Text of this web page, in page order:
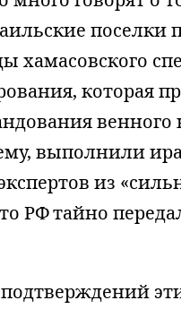
поселки
хамасовского
которая
венного
выполнили
из
РФ тайно